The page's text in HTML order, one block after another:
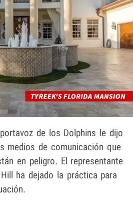
de los Dolphins le dijo
medios de comunicación que
en peligro. El representante
ha dejado la práctica para